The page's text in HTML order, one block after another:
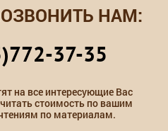
НАМ:
37-35
на все интересующие Вас
стоимость по вашим
по материалам.